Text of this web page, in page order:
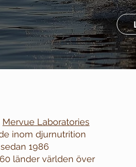
Mervue Laboratories
inom djurnutrition
1986
länder världen över